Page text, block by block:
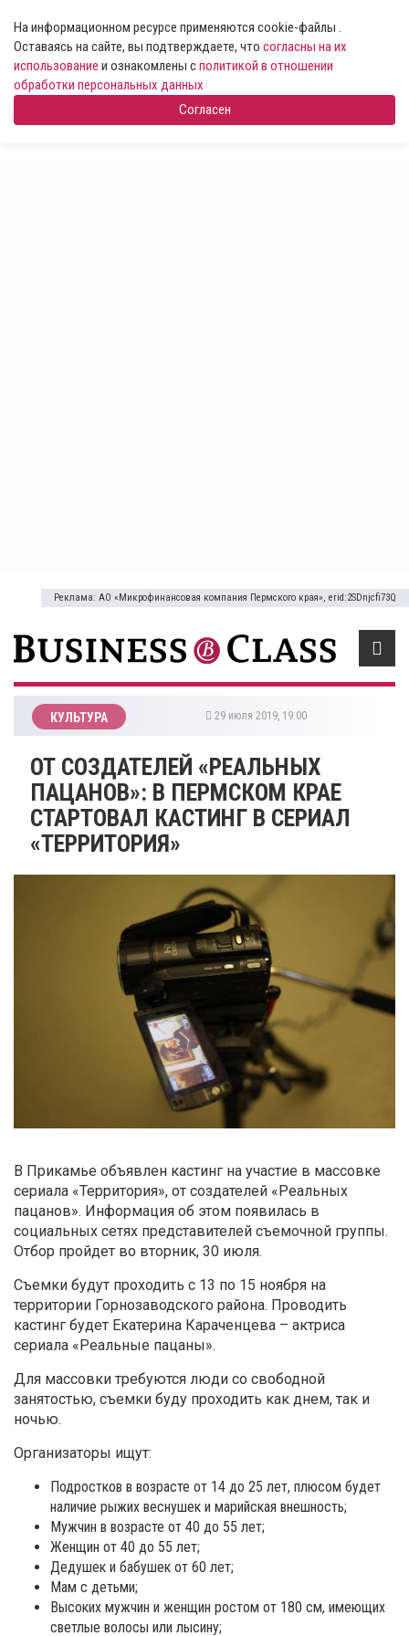
На информационном ресурсе применяются cookie-файлы .
Оставаясь на сайте, вы подтверждаете, что согласны на их
использование и ознакомлены сполитикой в отношении
обработки персональных данных
Согласен
Реклама: АО «Микрофинансовая компания Пермского края», erid:2SDnjcfi73Q
КУЛЬТУРА 29 июля 2019, 19:00
ОТ СОЗДАТЕЛЕЙ «РЕАЛЬНЫХ
ПАЦАНОВ»: В ПЕРМСКОМ КРАЕ
СТАРТОВАЛ КАСТИНГ В СЕРИАЛ
«ТЕРРИТОРИЯ»
В Прикамье объявлен кастинг на участие в массовке
сериала «Территория», от создателей «Реальных
пацанов». Информация об этом появилась в
социальных сетях представителей съемочной группы.
Отбор пройдет во вторник, 30 июля.
Съемки будут проходить с 13 по 15 ноября на
территории Горнозаводского района. Проводить
кастинг будет Екатерина Караченцева – актриса
сериала «Реальные пацаны».
Для массовки требуются люди со свободной
занятостью, съемки буду проходить как днем, так и
ночью.
Организаторы ищут:
Подростков в возрасте от 14 до 25 лет, плюсом будет
наличие рыжих веснушек и марийская внешность;
Мужчин в возрасте от 40 до 55 лет;
Женщин от 40 до 55 лет;
Дедушек и бабушек от 60 лет;
Мам с детьми;
Высоких мужчин и женщин ростом от 180 см, имеющих
светлые волосы или лысину;